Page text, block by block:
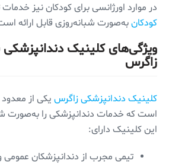
در موارد اورژانسی برای کودکان نیز
کودکانبه‌صورت شبانه‌روزی قابل ارائه
ویژگی‌های کلینیک دندانپزشکی
زاگرس
کلینیک دندانپزشکی زاگرس یکی از معدود
است که خدمات دندانپزشکی را به‌صورت
این کلینیک دارای:
تیمی مجرب از دندانپزشکان